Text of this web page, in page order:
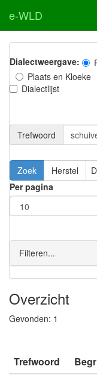
e-WLD
Dialectweergave:
Plaats en Kloeke
Dialectlijst
Trefwoord
Per pagina
Filteren...
Overzicht
Gevonden: 1
Trefwoord